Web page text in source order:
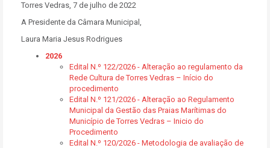
Torres Vedras, 7 de julho de 2022
A Presidente da Câmara Municipal,
Laura Maria Jesus Rodrigues
2026
Edital N.º 122/2026 - Alteração ao regulamento da
Rede Cultura de Torres Vedras – Início do
procedimento
Edital N.º 121/2026 - Alteração ao Regulamento
Municipal da Gestão das Praias Marítimas do
Município de Torres Vedras – Inicio do
Procedimento
Edital N.º 120/2026 - Metodologia de avaliação de